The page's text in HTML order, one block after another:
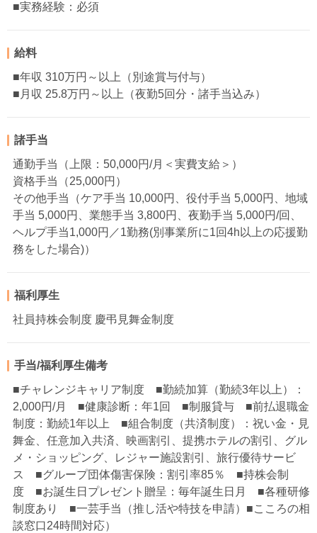
■実務経験：必須
給料
■年収 310万円～以上（別途賞与付与）
■月収 25.8万円～以上（夜勤5回分・諸手当込み）
諸手当
通勤手当（上限：50,000円/月＜実費支給＞）
資格手当（25,000円）
その他手当（ケア手当 10,000円、役付手当 5,000円、地域
手当 5,000円、業態手当 3,800円、夜勤手当 5,000円/回、
ヘルプ手当1,000円／1勤務(別事業所に1回4h以上の応援勤
務をした場合)）
福利厚生
社員持株会制度 慶弔見舞金制度
手当/福利厚生備考
■チャレンジキャリア制度 ■勤続加算（勤続3年以上）：
2,000円/月 ■健康診断：年1回 ■制服貸与 ■前払退職金
制度：勤続1年以上 ■組合制度（共済制度）：祝い金・見
舞金、任意加入共済、映画割引、提携ホテルの割引、グル
メ・ショッピング、レジャー施設割引、旅行優待サービ
ス ■グループ団体傷害保険：割引率85％ ■持株会制
度 ■お誕生日プレゼント贈呈：毎年誕生日月 ■各種研修
制度あり ■一芸手当（推し活や特技を申請）■こころの相
談窓口24時間対応）